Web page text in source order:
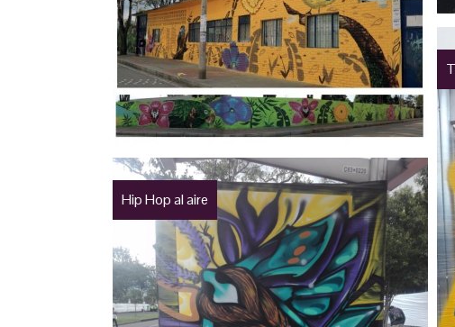
Hip Hop al aire